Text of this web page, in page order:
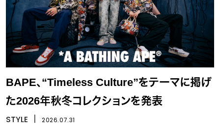
BAPE、“Timeless Culture”をテーマに掲げ
た2026年秋冬コレクションを発表
STYLE 2026.07.31